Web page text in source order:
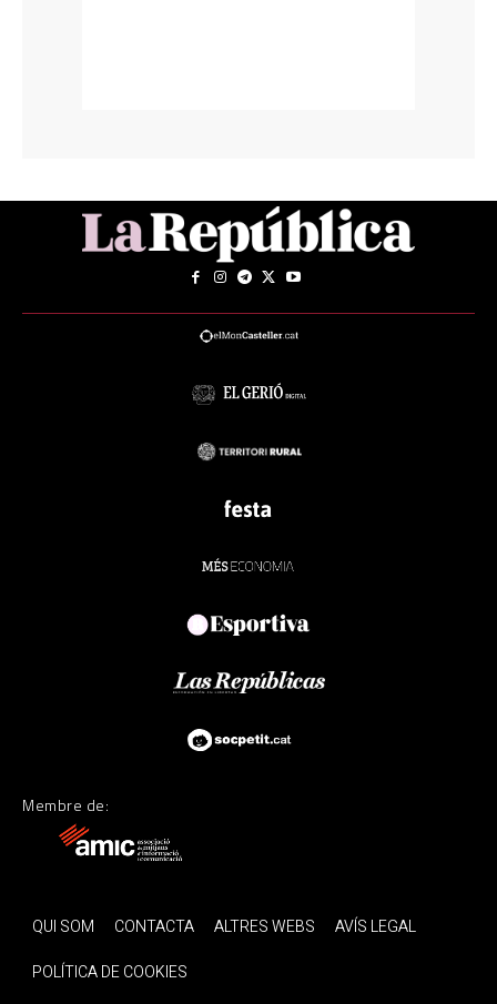
Membre de:
QUI SOM CONTACTA ALTRES WEBS
AVÍS LEGAL
POLÍTICA DE COOKIES